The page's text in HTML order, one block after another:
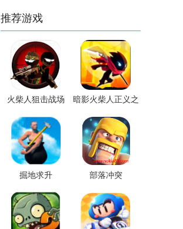
推荐游戏
火柴人狙击战场
暗影火柴人正义之
掘地求升 部落冲突